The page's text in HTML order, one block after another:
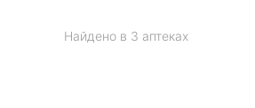
Найдено в 3 аптеках